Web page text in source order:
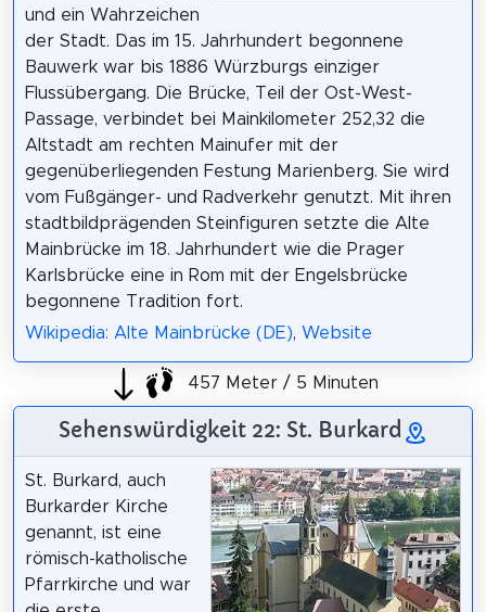
und ein Wahrzeichen
der Stadt. Das im 15. Jahrhundert begonnene
Bauwerk war bis 1886 Würzburgs einziger
Flussübergang. Die Brücke, Teil der Ost-West-
Passage, verbindet bei Mainkilometer 252,32 die
Altstadt am rechten Mainufer mit der
gegenüberliegenden Festung Marienberg. Sie wird
vom Fußgänger- und Radverkehr genutzt. Mit ihren
stadtbildprägenden Steinfiguren setzte die Alte
Mainbrücke im 18. Jahrhundert wie die Prager
Karlsbrücke eine in Rom mit der Engelsbrücke
begonnene Tradition fort.
Wikipedia: Alte Mainbrücke (DE), Website
457 Meter / 5 Minuten
Sehenswürdigkeit 22: St. Burkard
St. Burkard, auch
Burkarder Kirche
genannt, ist eine
römisch-katholische
Pfarrkirche und war